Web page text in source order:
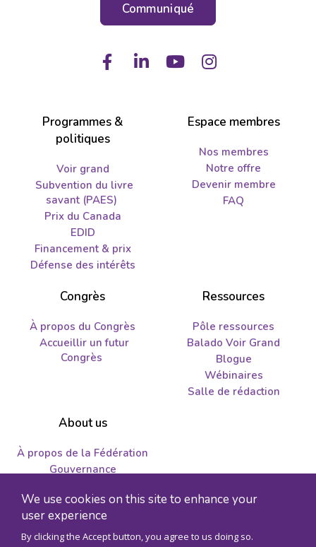
We use cookies on this site to enhance your
user experience
By clicking the Accept button, you agree to us doing so.
Communiqué
FacebookLinkedIn
YoutubeInstagram
Programmes &
politiques
Voir grand
Subvention du livre
savant (PAES)
Prix du Canada
EDID
Financement & prix
Défense des intérêts
Espace membres
Nos membres
Notre offre
Devenir membre
FAQ
Congrès
À propos du Congrès
Accueillir un futur
Congrès
Ressources
Pôle ressources
Balado Voir Grand
Blogue
Wébinaires
Salle de rédaction
About us
À propos de la Fédération
Gouvernance
Emplois et propositions